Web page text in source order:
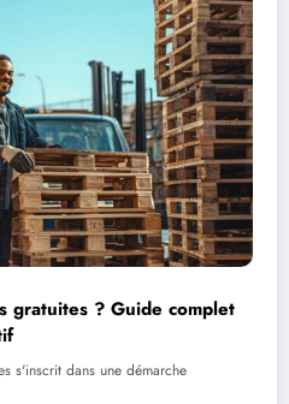
gratuites ? Guide complet
s'inscrit dans une démarche